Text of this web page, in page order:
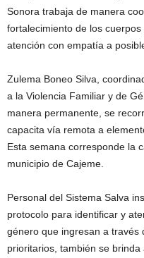
Sonora trabaja de manera
fortalecimiento de los
atención con empatía a
Zulema Boneo Silva,
a la Violencia Familiar y de
manera permanente, se
capacita vía remota a
Esta semana corresponde la
municipio de Cajeme.
Personal del Sistema Salva
protocolo para identificar y
género que ingresan a través
prioritarios, también se